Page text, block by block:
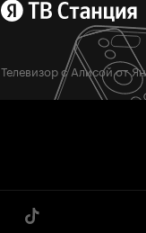
Телевизор с Алисой от